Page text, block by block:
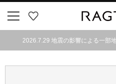
気
2026.7.29 地震の影響による一部